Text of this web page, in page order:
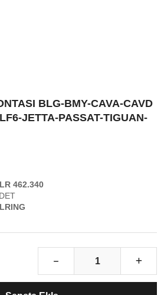
BLG-BMY-CAVA-CAVD
JETTA-PASSAT-TIGUAN-
462.340